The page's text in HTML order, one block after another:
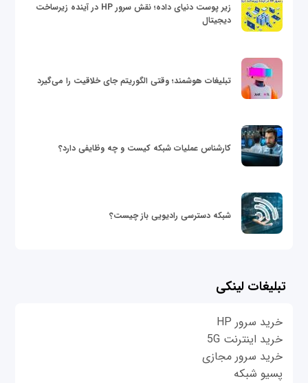
زیر پوست دنیای داده؛ نقش سرور HP در آینده زیرساخت
دیجیتال
تبلیغات هوشمند؛ وقتی الگوریتم جای خلاقیت را می‌گیرد
کارشناس عملیات شبکه کیست و چه وظایفی دارد؟
شبکه دسترسی رادیویی باز چیست؟
تبلیغات لینکی
خرید سرور HP
خرید اینترنت 5G
خرید سرور مجازی
پسیو شبکه